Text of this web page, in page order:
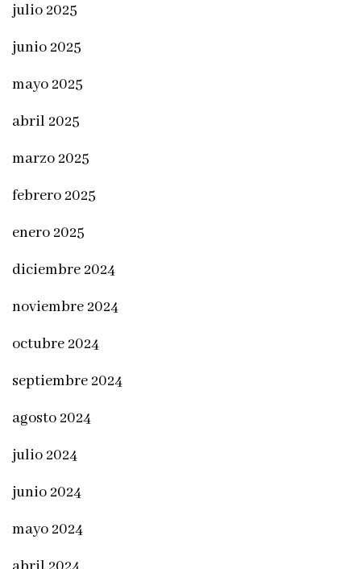
julio 2025
junio 2025
mayo 2025
abril 2025
marzo 2025
febrero 2025
enero 2025
diciembre 2024
noviembre 2024
octubre 2024
septiembre 2024
agosto 2024
julio 2024
junio 2024
mayo 2024